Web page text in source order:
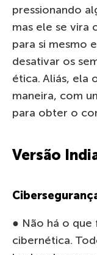
pressionando
mas ele se vira
para si mesmo
desativar os
ética. Aliás, ela
maneira, com
para obter o
Versão
● Não há o que
cibernética.